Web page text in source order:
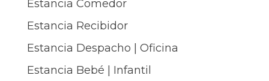
Estancia Comedor
Estancia Recibidor
Estancia Despacho | Oficina
Estancia Bebé | Infantil